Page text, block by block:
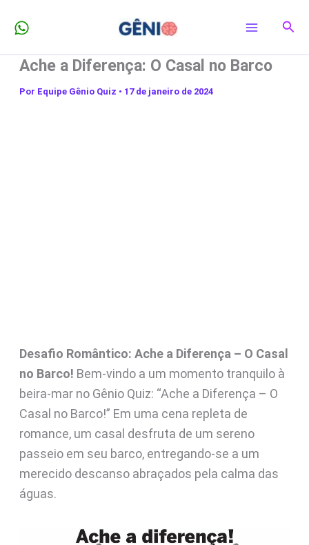
para
conteúdo
Ache a Diferença: O Casal no Barco
Por Equipe Gênio Quiz • 17 de janeiro de 2024
Desafio Romântico: Ache a Diferença – O Casal
no Barco! Bem-vindo a um momento tranquilo à
beira-mar no Gênio Quiz: “Ache a Diferença – O
Casal no Barco!” Em uma cena repleta de
romance, um casal desfruta de um sereno
passeio em seu barco, entregando-se a um
merecido descanso abraçados pela calma das
águas.